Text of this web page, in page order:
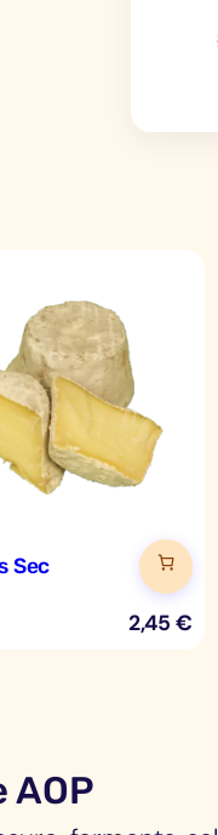
Sec
2,45€